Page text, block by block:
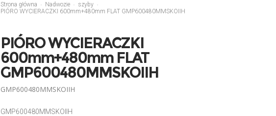
Strona główna Nadwozie
szyby
PIÓRO WYCIERACZKI 600mm+480mm FLAT GMP600480MMSKOIIH
PIÓRO WYCIERACZKI
600mm+480mm FLAT
GMP600480MMSKOIIH
GMP600480MMSKOIIH
GMP600480MMSKOIIH